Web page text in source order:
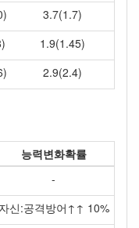
3.7(1.7)
1.9(1.45)
2.9(2.4)
능력변화확률
-
자신:공격방어↑↑ 10%